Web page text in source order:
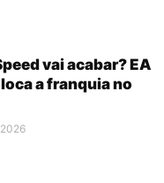
vai acabar? EA
a franquia no